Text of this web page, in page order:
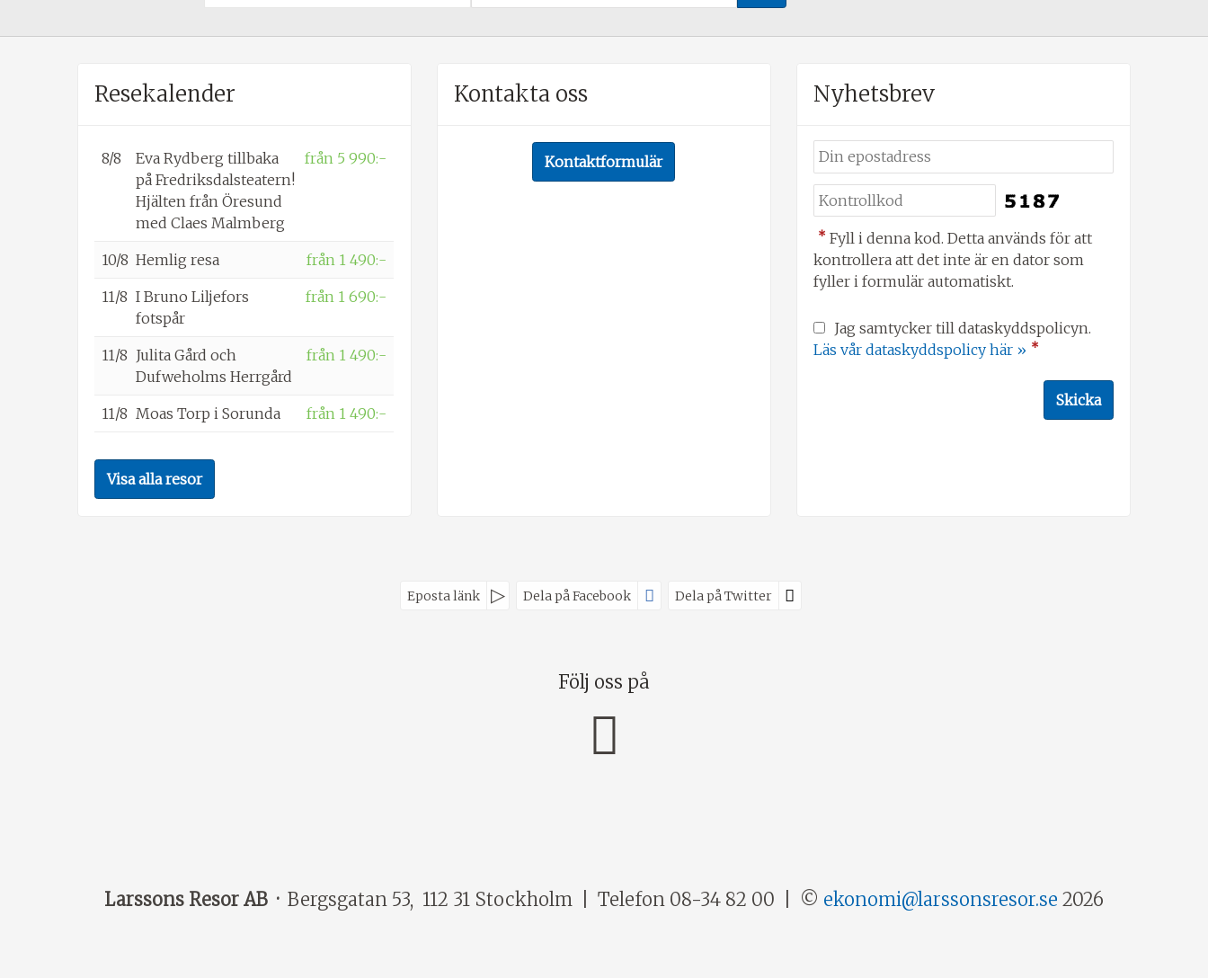
Resekalender
8/8
Eva Rydberg tillbaka
på Fredriksdalsteatern!
Hjälten från Öresund
med Claes Malmberg
från 5 990:-
10/8 Hemlig resa från 1 490:-
11/8 I Bruno Liljefors
fotspår
från 1 690:-
11/8 Julita Gård och
Dufweholms Herrgård
från 1 490:-
11/8 Moas Torp i Sorunda från 1 490:-
Visa alla resor
Kontakta oss
Kontaktformulär
Nyhetsbrev
* Fyll i denna kod. Detta används för att
kontrollera att det inte är en dator som
fyller i formulär automatiskt.
Jag samtycker till dataskyddspolicyn.
Läs vår dataskyddspolicy här » *
Eposta länk Dela på Facebook Dela på Twitter
Följ oss på
Larssons Resor AB Bergsgatan 53 112 31 Stockholm Telefon 08-34 82 00 © ekonomi@larssonsresor.se 2026